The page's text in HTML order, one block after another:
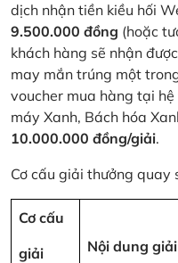
dịch nhận tiền kiều hối
9.500.000 đồng (hoặc
khách hàng sẽ nhận
may mắn trúng một
voucher mua hàng tại
máy Xanh, Bách hóa
10.000.000 đồng/giải.
Cơ cấu giải thưởng quay
Cơ cấu
giải
Nội dung